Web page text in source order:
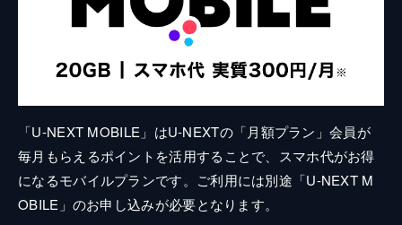
「U-NEXT MOBILE」はU-NEXTの「月額プラン」会員が
毎月もらえるポイントを活用することで、スマホ代がお得
になるモバイルプランです。ご利用には別途「U-NEXT M
OBILE」のお申し込みが必要となります。